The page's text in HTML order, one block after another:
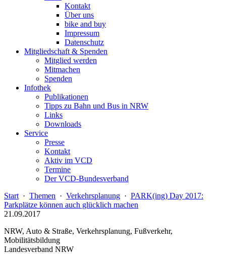
Kontakt
Über uns
bike and buy
Impressum
Datenschutz
Mitgliedschaft & Spenden
Mitglied werden
Mitmachen
Spenden
Infothek
Publikationen
Tipps zu Bahn und Bus in NRW
Links
Downloads
Service
Presse
Kontakt
Aktiv im VCD
Termine
Der VCD-Bundesverband
Start · Themen · Verkehrsplanung · PARK(ing) Day 2017:
Parkplätze können auch glücklich machen
21.09.2017
NRW, Auto & Straße, Verkehrsplanung, Fußverkehr,
Mobilitätsbildung
Landesverband NRW